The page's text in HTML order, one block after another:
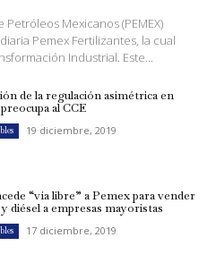
Mexicanos (PEMEX)
Pemex Fertilizantes, la cual
Industrial. Este...
de la regulación asimétrica en
al CCE
19 diciembre, 2019
“vía libre” a Pemex para vender
diésel a empresas mayoristas
17 diciembre, 2019